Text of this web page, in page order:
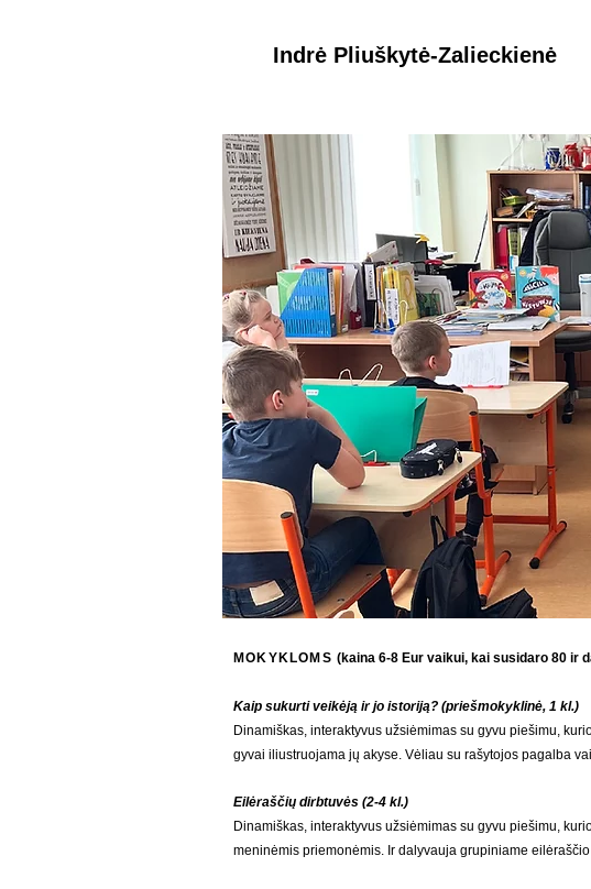
Indrė Pliuškytė-Zalieckienė
MOKYKLOMS (kaina 6-8 Eur vaikui, kai susidaro 80 ir
Kaip sukurti veikėją ir jo istoriją? (priešmokyklinė, 1 kl.)
Dinamiškas, interaktyvus užsiėmimas su gyvu piešimu,
gyvai iliustruojama jų akyse. Vėliau su rašytojos pagalba
Eilėraščių dirbtuvės (2-4 kl.)
Dinamiškas, interaktyvus užsiėmimas su gyvu piešimu,
meninėmis priemonėmis. Ir dalyvauja grupiniame